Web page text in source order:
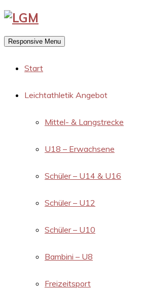
Responsive Menu
Start
Leichtathletik Angebot
Mittel- & Langstrecke
U18 – Erwachsene
Schüler – U14 & U16
Schüler – U12
Schüler – U10
Bambini – U8
Freizeitsport